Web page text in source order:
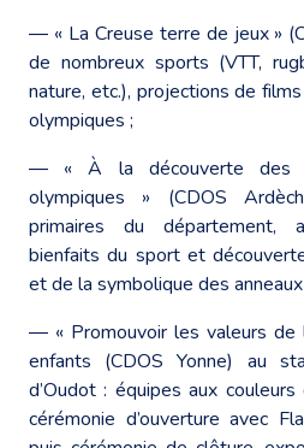
― « La Creuse terre de jeux »
de nombreux sports (VTT,
nature, etc.), projections de
olympiques ;
― « À la découverte des
olympiques » (CDOS
primaires du département,
bienfaits du sport et
et de la symbolique des
― « Promouvoir les valeurs de
enfants (CDOS Yonne) au
d’Oudot : équipes aux
cérémonie d’ouverture avec